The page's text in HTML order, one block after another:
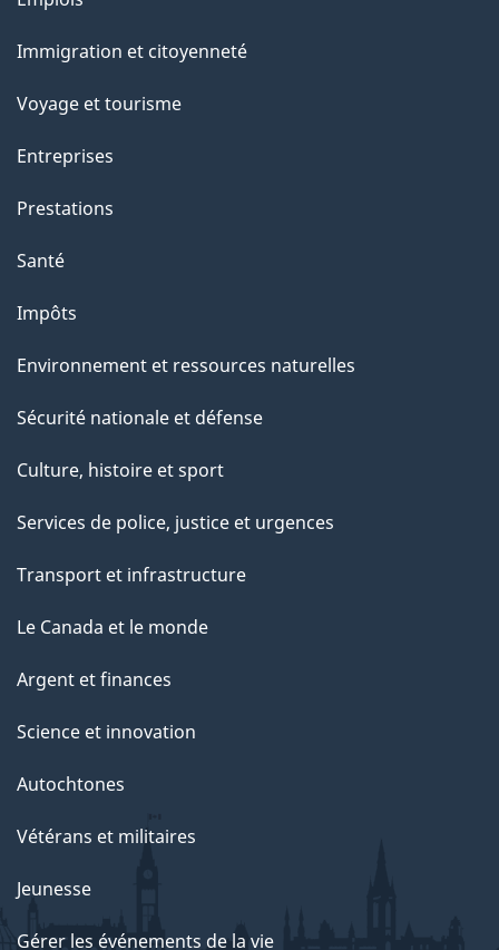
a
p
a
g
e
sujets
Immigration et citoyenneté
Voyage et tourisme
Entreprises
Prestations
Santé
Impôts
Environnement et ressources naturelles
Sécurité nationale et défense
Culture, histoire et sport
Services de police, justice et urgences
Transport et infrastructure
Le Canada et le monde
Argent et finances
Science et innovation
Autochtones
Vétérans et militaires
Jeunesse
Gérer les événements de la vie